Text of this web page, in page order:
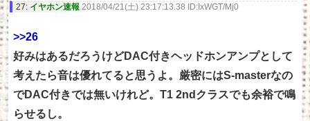
27: イヤホン速報 2018/04/21(土) 23:17:13.38 ID:IxWGT/Mj0
>>26
好みはあるだろうけどDAC付きヘッドホンアンプとして
考えたら音は優れてると思うよ。厳密にはS-masterなの
でDAC付きでは無いけれど。T1 2ndクラスでも余裕で鳴
らせるし。